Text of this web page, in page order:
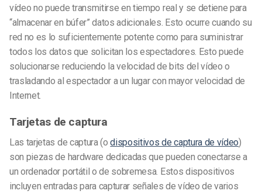
vídeo no puede transmitirse en tiempo real y se detiene para
“almacenar en búfer” datos adicionales. Esto ocurre cuando su
red no es lo suficientemente potente como para suministrar
todos los datos que solicitan los espectadores. Esto puede
solucionarse reduciendo la velocidad de bits del vídeo o
trasladando al espectador a un lugar con mayor velocidad de
Internet.
Tarjetas de captura
Las tarjetas de captura (odispositivos de captura de vídeo)
son piezas de hardware dedicadas que pueden conectarse a
un ordenador portátil o de sobremesa. Estos dispositivos
incluyen entradas para capturar señales de vídeo de varios